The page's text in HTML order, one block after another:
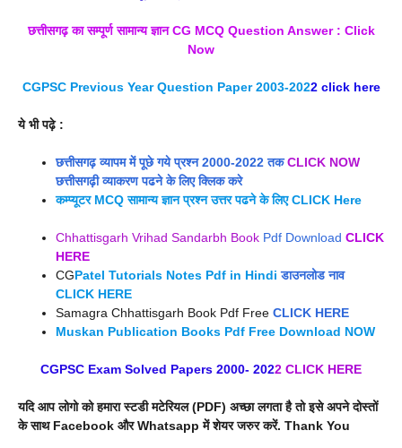
छत्तीसगढ़ का सम्पूर्ण सामान्य ज्ञान CG MCQ Question Answer : Click
Now
CGPSC Previous Year Question Paper 2003-2022 click here
ये भी पढ़े :
छत्तीसगढ़ व्यापम में पूछे गये प्रश्न 2000-2022 तक CLICK NOW
छत्तीसगढ़ी व्याकरण पढने के लिए क्लिक करे
कम्प्यूटर MCQ सामान्य ज्ञान प्रश्न उत्तर पढने के लिए CLICK Here
Chhattisgarh Vrihad Sandarbh Book Pdf Download CLICK
HERE
CGPatel Tutorials Notes Pdf in Hindi डाउनलोड नाव
CLICK HERE
Samagra Chhattisgarh Book Pdf Free CLICK HERE
Muskan Publication Books Pdf Free Download NOW
CGPSC Exam Solved Papers 2000- 2022 CLICK HERE
यदि आप लोगो को हमारा स्टडी मटेरियल (PDF) अच्छा लगता है तो इसे अपने दोस्तों
के साथ Facebook और Whatsapp में शेयर जरुर करें. Thank You